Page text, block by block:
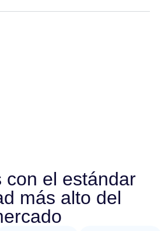
con el estándar
más alto del